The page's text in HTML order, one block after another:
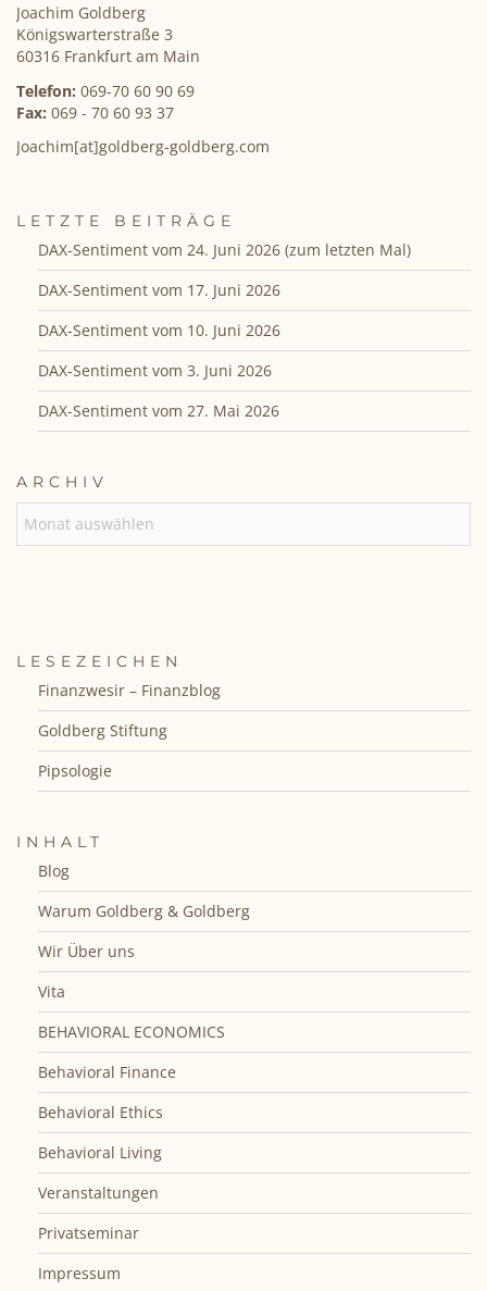
Joachim Goldberg
Königswarterstraße 3
60316 Frankfurt am Main
Telefon: 069-70 60 90 69
Fax: 069 - 70 60 93 37
Joachim[at]goldberg-goldberg.com
LETZTE BEITRÄGE
DAX-Sentiment vom 24. Juni 2026 (zum letzten Mal)
DAX-Sentiment vom 17. Juni 2026
DAX-Sentiment vom 10. Juni 2026
DAX-Sentiment vom 3. Juni 2026
DAX-Sentiment vom 27. Mai 2026
ARCHIV
LESEZEICHEN
Finanzwesir – Finanzblog
Goldberg Stiftung
Pipsologie
INHALT
Blog
Warum Goldberg & Goldberg
Wir Über uns
Vita
BEHAVIORAL ECONOMICS
Behavioral Finance
Behavioral Ethics
Behavioral Living
Veranstaltungen
Privatseminar
Impressum